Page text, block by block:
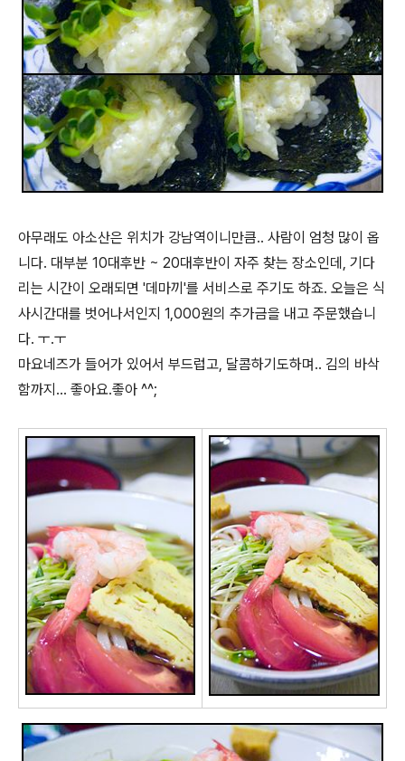
아무래도 아소산은 위치가 강남역이니만큼.. 사람이 엄청 많이 옵
니다. 대부분 10대후반 ~ 20대후반이 자주 찾는 장소인데, 기다
리는 시간이 오래되면 '데마끼'를 서비스로 주기도 하죠. 오늘은 식
사시간대를 벗어나서인지 1,000원의 추가금을 내고 주문했습니
다. ㅜ.ㅜ
마요네즈가 들어가 있어서 부드럽고, 달콤하기도하며.. 김의 바삭
함까지... 좋아요.좋아 ^^;